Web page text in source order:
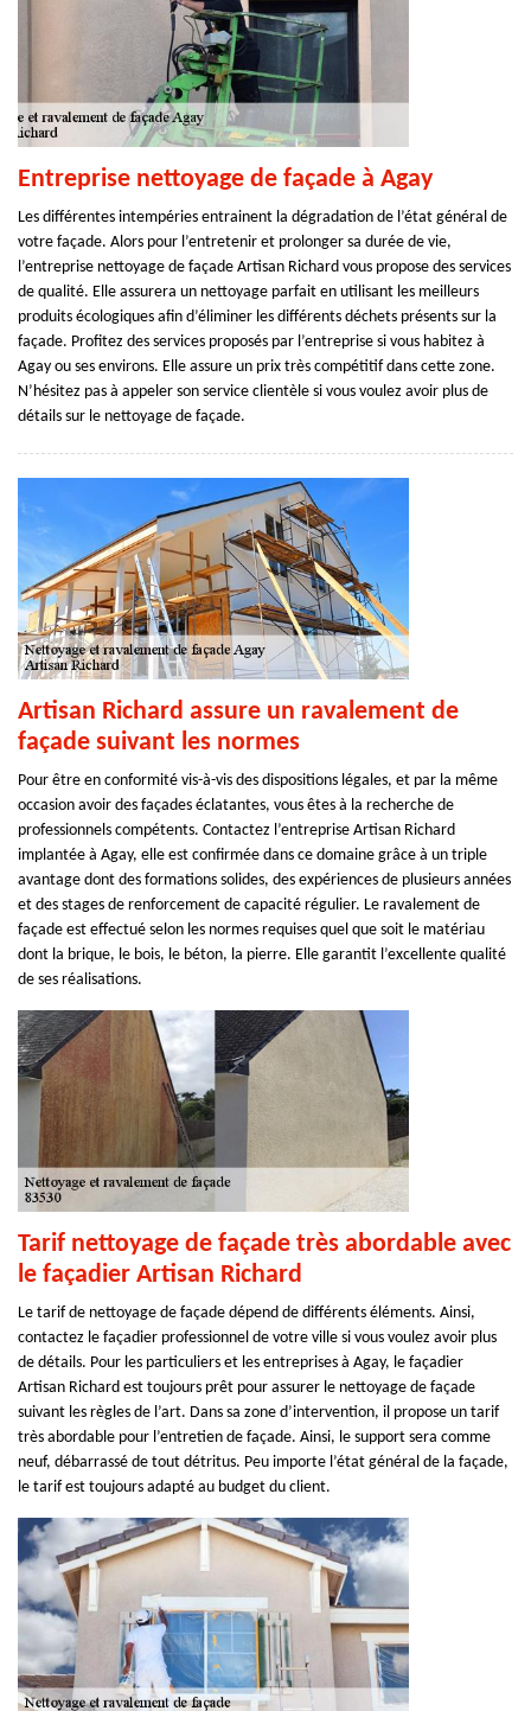
Entreprise nettoyage de façade à Agay
Les différentes intempéries entrainent la dégradation de l’état général de
votre façade. Alors pour l’entretenir et prolonger sa durée de vie,
l’entreprise nettoyage de façade Artisan Richard vous propose des services
de qualité. Elle assurera un nettoyage parfait en utilisant les meilleurs
produits écologiques afin d’éliminer les différents déchets présents sur la
façade. Profitez des services proposés par l’entreprise si vous habitez à
Agay ou ses environs. Elle assure un prix très compétitif dans cette zone.
N’hésitez pas à appeler son service clientèle si vous voulez avoir plus de
détails sur le nettoyage de façade.
Artisan Richard assure un ravalement de
façade suivant les normes
Pour être en conformité vis-à-vis des dispositions légales, et par la même
occasion avoir des façades éclatantes, vous êtes à la recherche de
professionnels compétents. Contactez l’entreprise Artisan Richard
implantée à Agay, elle est confirmée dans ce domaine grâce à un triple
avantage dont des formations solides, des expériences de plusieurs années
et des stages de renforcement de capacité régulier. Le ravalement de
façade est effectué selon les normes requises quel que soit le matériau
dont la brique, le bois, le béton, la pierre. Elle garantit l’excellente qualité
de ses réalisations.
Tarif nettoyage de façade très abordable avec
le façadier Artisan Richard
Le tarif de nettoyage de façade dépend de différents éléments. Ainsi,
contactez le façadier professionnel de votre ville si vous voulez avoir plus
de détails. Pour les particuliers et les entreprises à Agay, le façadier
Artisan Richard est toujours prêt pour assurer le nettoyage de façade
suivant les règles de l’art. Dans sa zone d’intervention, il propose un tarif
très abordable pour l’entretien de façade. Ainsi, le support sera comme
neuf, débarrassé de tout détritus. Peu importe l’état général de la façade,
le tarif est toujours adapté au budget du client.